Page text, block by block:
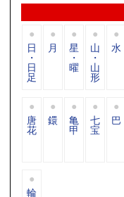
日
・
日
足
月 星
・
曜
山
・
山
形
水
唐
花
鐶 亀
甲
七
宝
巴
輪